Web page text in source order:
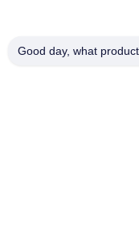
Fábrica
Good day, what